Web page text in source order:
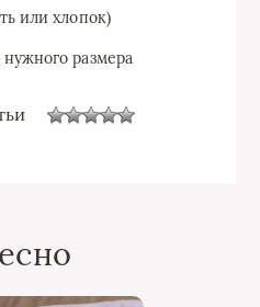
или хлопок)
размера